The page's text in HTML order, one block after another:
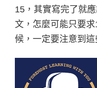
15，其實寫完了就
文，怎麼可能只要
候，一定要注意到這